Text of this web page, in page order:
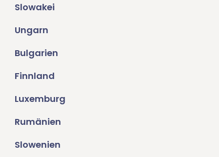
Slowakei
Ungarn
Bulgarien
Finnland
Luxemburg
Rumänien
Slowenien